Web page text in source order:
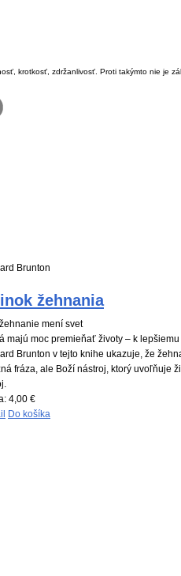
krotkosť, zdržanlivosť. Proti takýmto nie je
Brunton
žehnania
mení svet
majú moc premieňať životy – k
Brunton v tejto knihe ukazuje, že
fráza, ale Boží nástroj, ktorý uvoľňuje
4,00 €
Do košíka